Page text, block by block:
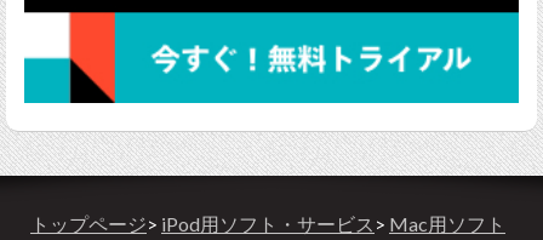
トップページ> iPod用ソフト・サービス > Mac用ソフト